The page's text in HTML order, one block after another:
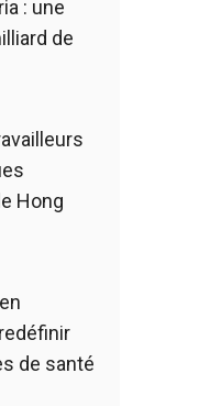
: une
de
Hong
de santé